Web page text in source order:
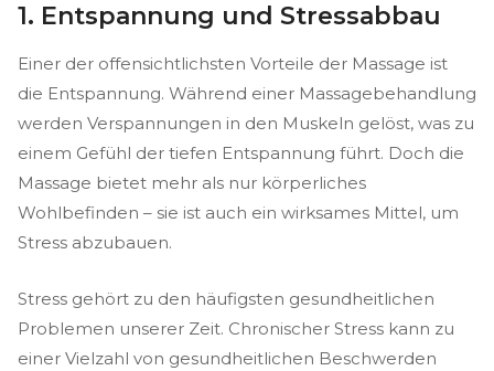
1. Entspannung und Stressabbau
Einer der offensichtlichsten Vorteile der Massage ist
die Entspannung. Während einer Massagebehandlung
werden Verspannungen in den Muskeln gelöst, was zu
einem Gefühl der tiefen Entspannung führt. Doch die
Massage bietet mehr als nur körperliches
Wohlbefinden – sie ist auch ein wirksames Mittel, um
Stress abzubauen.
Stress gehört zu den häufigsten gesundheitlichen
Problemen unserer Zeit. Chronischer Stress kann zu
einer Vielzahl von gesundheitlichen Beschwerden